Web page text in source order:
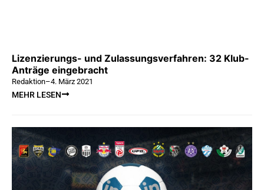
Lizenzierungs- und Zulassungsverfahren: 32 Klub-
Anträge eingebracht
Redaktion–4. März 2021
MEHR LESEN